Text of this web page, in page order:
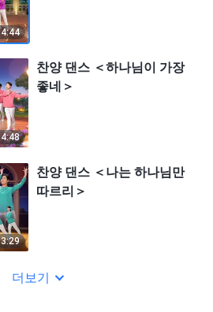
4:44
4:48
찬양 댄스 ＜하나님이 가장
좋네＞
3:29
찬양 댄스 ＜나는 하나님만
따르리＞
더보기